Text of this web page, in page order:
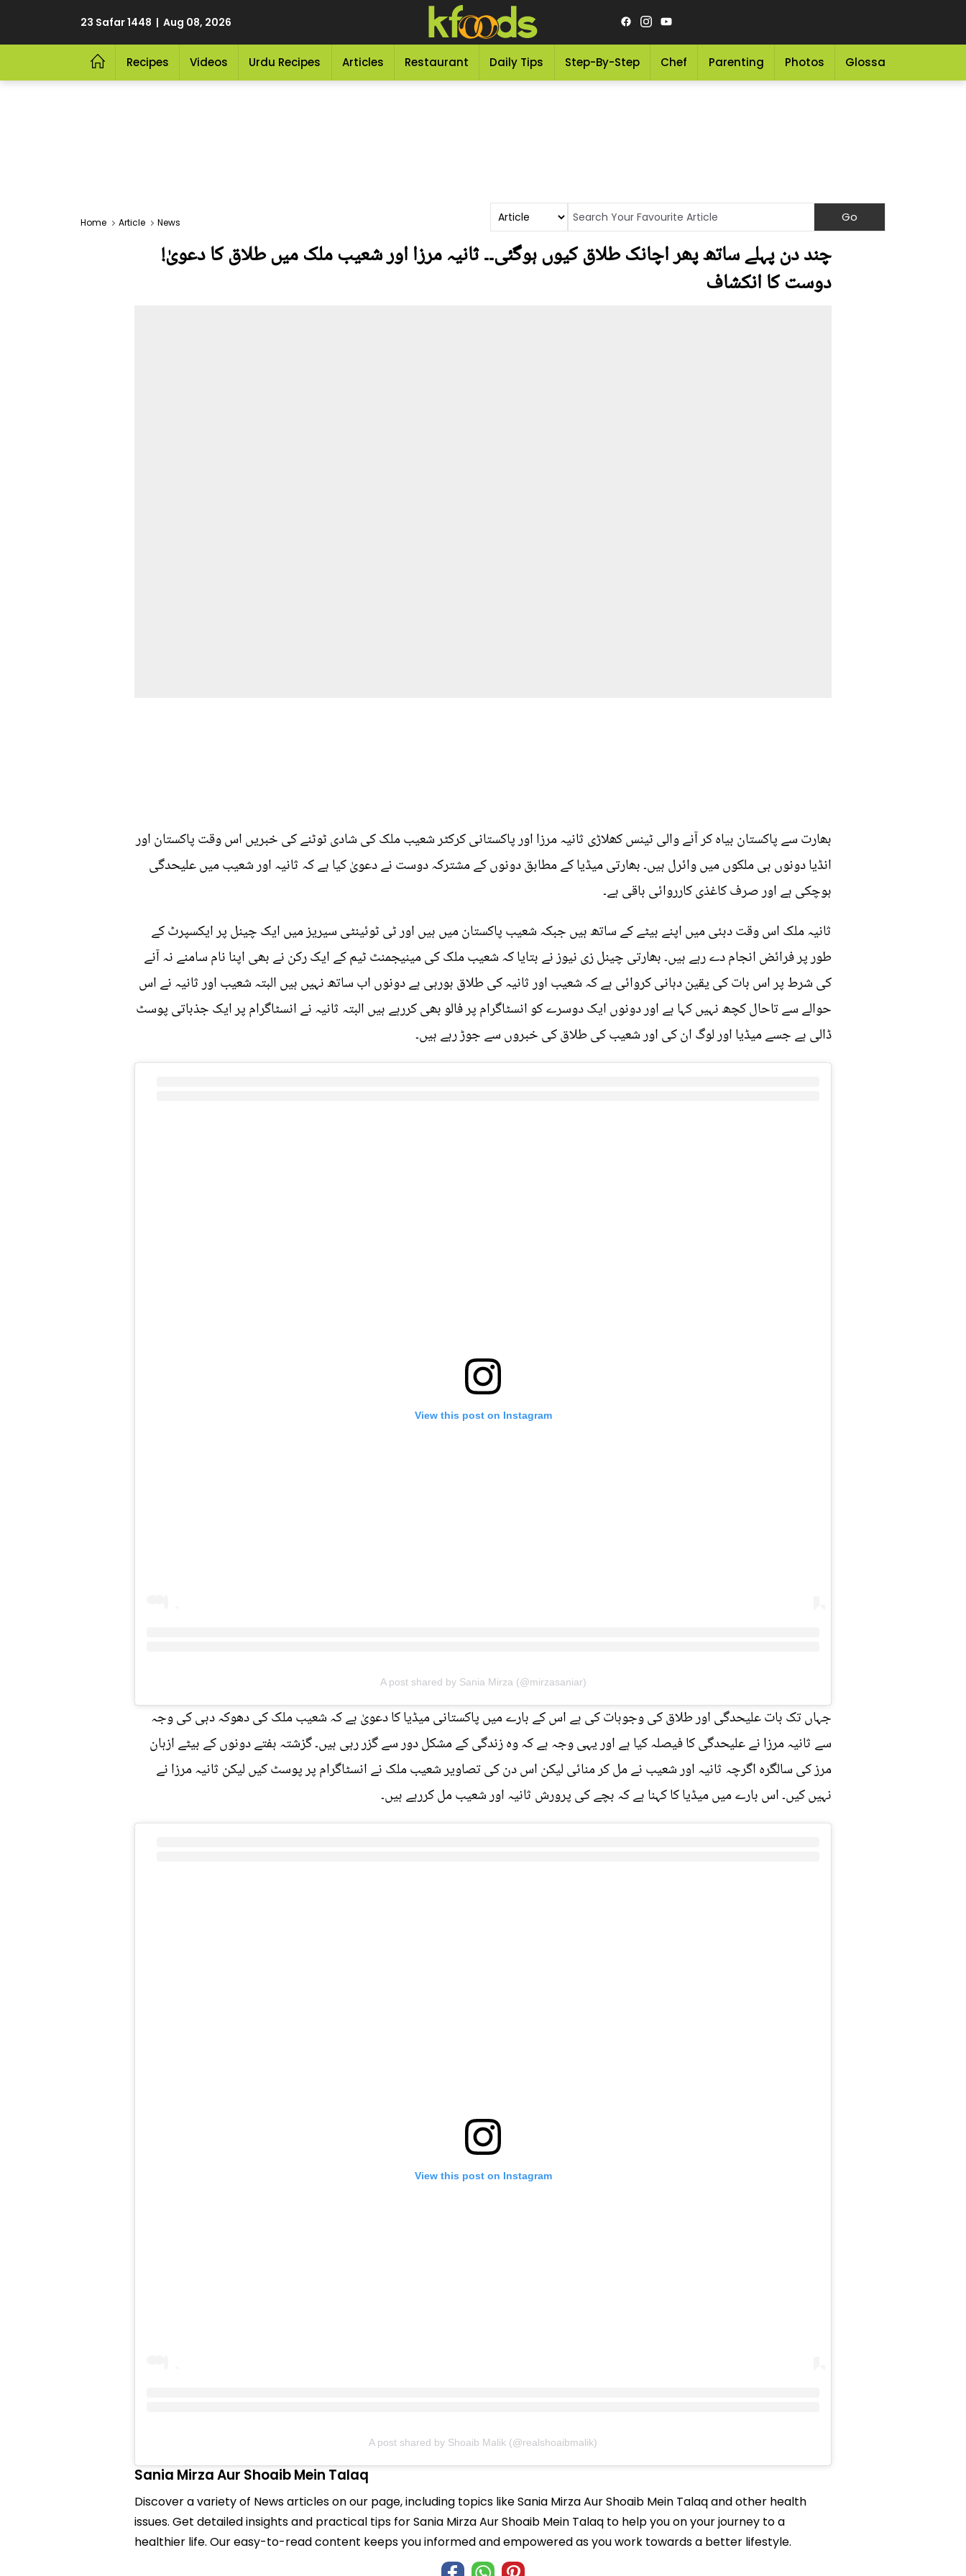
23 Safar 1448 | Aug 08, 2026
Recipes Videos Urdu Recipes Articles Restaurant Daily Tips Step-By-Step Chef Parenting Photos Glossary
Home Article News
چند دن پہلے ساتھ پھر اچانک طلاق کیوں ہوگئی۔۔ ثانیہ مرزا اور شعیب ملک میں طلاق کا دعویٰ!
دوست کا انکشاف
بھارت سے پاکستان بیاہ کر آنے والی ٹینس کھلاڑی ثانیہ مرزا اور پاکستانی کرکٹر شعیب ملک کی شادی ٹوٹنے کی خبریں اس وقت پاکستان اور
انڈیا دونوں ہی ملکوں میں وائرل ہیں۔ بھارتی میڈیا کے مطابق دونوں کے مشترکہ دوست نے دعویٰ کیا ہے کہ ثانیہ اور شعیب میں علیحدگی
ہوچکی ہے اور صرف کاغذی کارروائی باقی ہے۔
ثانیہ ملک اس وقت دبئی میں اپنے بیٹے کے ساتھ ہیں جبکہ شعیب پاکستان میں ہیں اور ٹی ٹوئینٹی سیریز میں ایک چینل پر ایکسپرٹ کے
طور پر فرائض انجام دے رہے ہیں۔ بھارتی چینل زی نیوز نے بتایا کہ شعیب ملک کی مینیجمنٹ ٹیم کے ایک رکن نے بھی اپنا نام سامنے نہ آنے
کی شرط پر اس بات کی یقین دہانی کروائی ہے کہ شعیب اور ثانیہ کی طلاق ہورہی ہے دونوں اب ساتھ نہیں ہیں البتہ شعیب اور ثانیہ نے اس
حوالے سے تاحال کچھ نہیں کہا ہے اور دونوں ایک دوسرے کو انسٹاگرام پر فالو بھی کررہے ہیں البتہ ثانیہ نے انسٹاگرام پر ایک جذباتی پوسٹ
ڈالی ہے جسے میڈیا اور لوگ ان کی اور شعیب کی طلاق کی خبروں سے جوڑ رہے ہیں۔
View this post on Instagram
A post shared by Sania Mirza (@mirzasaniar)
جہاں تک بات علیحدگی اور طلاق کی وجوہات کی ہے اس کے بارے میں پاکستانی میڈیا کا دعویٰ ہے کہ شعیب ملک کی دھوکہ دہی کی وجہ
سے ثانیہ مرزا نے علیحدگی کا فیصلہ کیا ہے اور یہی وجہ ہے کہ وہ زندگی کے مشکل دور سے گزر رہی ہیں۔ گزشتہ ہفتے دونوں کے بیٹے ازہان
مرز کی سالگرہ اگرچہ ثانیہ اور شعیب نے مل کر منائی لیکن اس دن کی تصاویر شعیب ملک نے انسٹاگرام پر پوسٹ کیں لیکن ثانیہ مرزا نے
نہیں کیں۔ اس بارے میں میڈیا کا کہنا ہے کہ بچے کی پرورش ثانیہ اور شعیب مل کررہے ہیں۔
View this post on Instagram
A post shared by Shoaib Malik (@realshoaibmalik)
Sania Mirza Aur Shoaib Mein Talaq
Discover a variety of News articles on our page, including topics like Sania Mirza Aur Shoaib Mein Talaq and other health
issues. Get detailed insights and practical tips for Sania Mirza Aur Shoaib Mein Talaq to help you on your journey to a
healthier life. Our easy-to-read content keeps you informed and empowered as you work towards a better lifestyle.